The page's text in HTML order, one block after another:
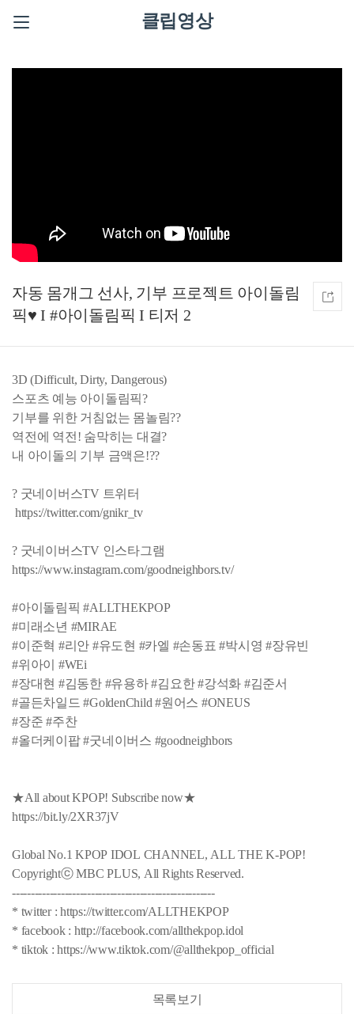
클립영상
자동 몸개그 선사, 기부 프로젝트 아이돌림
픽♥ I #아이돌림픽 I 티저 2
3D (Difficult, Dirty, Dangerous)
스포츠 예능 아이돌림픽?
기부를 위한 거침없는 몸놀림??‍
역전에 역전! 숨막히는 대결?
내 아이돌의 기부 금액은!??
? 굿네이버스TV 트위터
https://twitter.com/gnikr_tv
? 굿네이버스TV 인스타그램
https://www.instagram.com/goodneighbors.tv/
#아이돌림픽 #ALLTHEKPOP
#미래소년 #MIRAE
#이준혁 #리안 #유도현 #카엘 #손동표 #박시영 #장유빈
#위아이 #WEi
#장대현 #김동한 #유용하 #김요한 #강석화 #김준서
#골든차일드 #GoldenChild #원어스 #ONEUS
#장준 #주찬
#올더케이팝 #굿네이버스 #goodneighbors
★All about KPOP! Subscribe now★
https://bit.ly/2XR37jV
Global No.1 KPOP IDOL CHANNEL, ALL THE K-POP!
Copyrightⓒ MBC PLUS, All Rights Reserved.
------------------------------------------------------
* twitter : https://twitter.com/ALLTHEKPOP
* facebook : http://facebook.com/allthekpop.idol
* tiktok : https://www.tiktok.com/@allthekpop_official
목록보기